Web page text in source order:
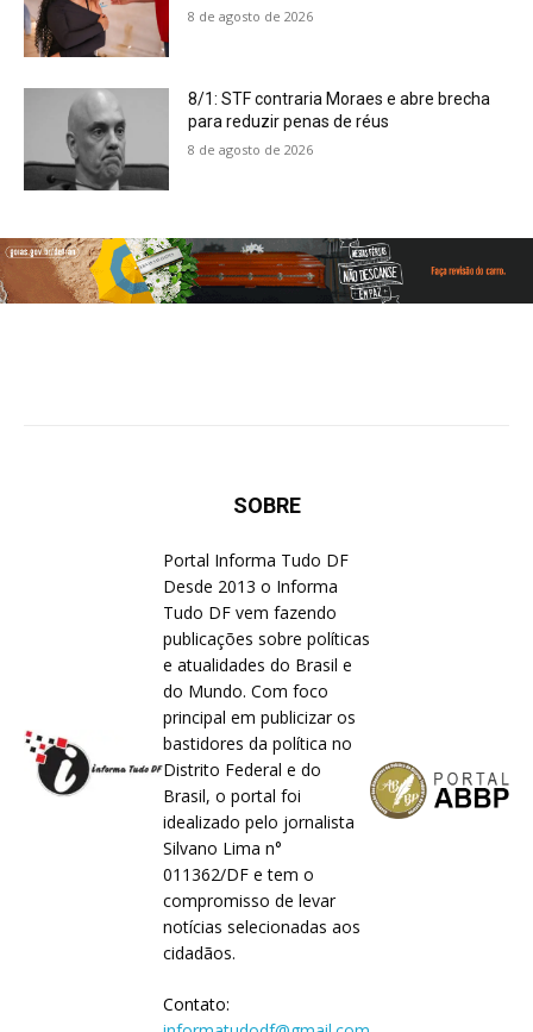
8 de agosto de 2026
8/1: STF contraria Moraes e abre brecha
para reduzir penas de réus
8 de agosto de 2026
SOBRE
Portal Informa Tudo DF
Desde 2013 o Informa
Tudo DF vem fazendo
publicações sobre políticas
e atualidades do Brasil e
do Mundo. Com foco
principal em publicizar os
bastidores da política no
Distrito Federal e do
Brasil, o portal foi
idealizado pelo jornalista
Silvano Lima n°
011362/DF e tem o
compromisso de levar
notícias selecionadas aos
cidadãos.
Contato: